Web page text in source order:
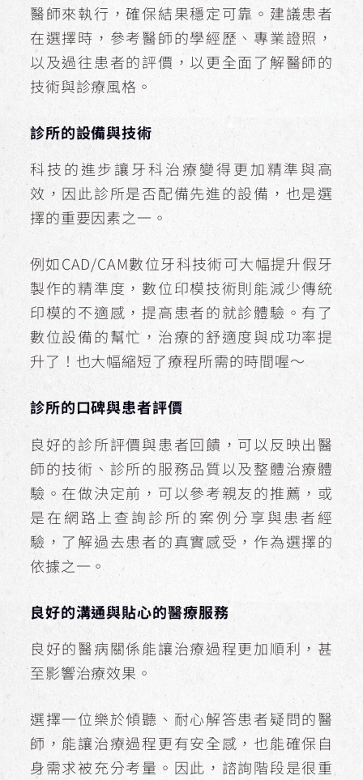
醫師來執行，確保結果穩定可靠。建議患者
在選擇時，參考醫師的學經歷、專業證照，
以及過往患者的評價，以更全面了解醫師的
技術與診療風格。
診所的設備與技術
科技的進步讓牙科治療變得更加精準與高
效，因此診所是否配備先進的設備，也是選
擇的重要因素之一。
例如CAD/CAM數位牙科技術可大幅提升假牙
製作的精準度，數位印模技術則能減少傳統
印模的不適感，提高患者的就診體驗。有了
數位設備的幫忙，治療的舒適度與成功率提
升了！也大幅縮短了療程所需的時間喔～
診所的口碑與患者評價
良好的診所評價與患者回饋，可以反映出醫
師的技術、診所的服務品質以及整體治療體
驗。在做決定前，可以參考親友的推薦，或
是在網路上查詢診所的案例分享與患者經
驗，了解過去患者的真實感受，作為選擇的
依據之一。
良好的溝通與貼心的醫療服務
良好的醫病關係能讓治療過程更加順利，甚
至影響治療效果。
選擇一位樂於傾聽、耐心解答患者疑問的醫
師，能讓治療過程更有安全感，也能確保自
身需求被充分考量。因此，諮詢階段是很重